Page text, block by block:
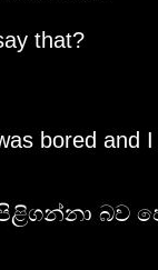
that?
bored and
පිළිගන්නා බව